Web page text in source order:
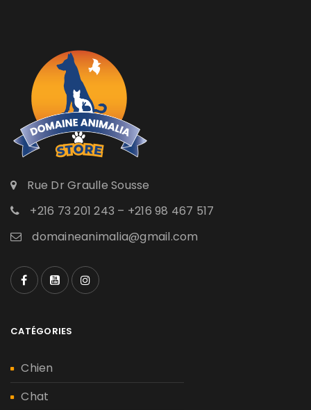
Rue Dr Graulle Sousse
+216 73 201 243 – +216 98 467 517
domaineanimalia@gmail.com
CATÉGORIES
Chien
Chat